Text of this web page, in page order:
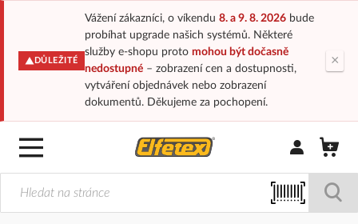
DŮLEŽITÉ
Vážení zákazníci, o víkendu 8. a 9. 8. 2026bude
probíhat upgrade našich systémů. Některé
služby e-shopu proto mohou být dočasně
nedostupné– zobrazení cen a dostupnosti,
vytváření objednávek nebo zobrazení
dokumentů. Děkujeme za pochopení.
×
Přihlásit/